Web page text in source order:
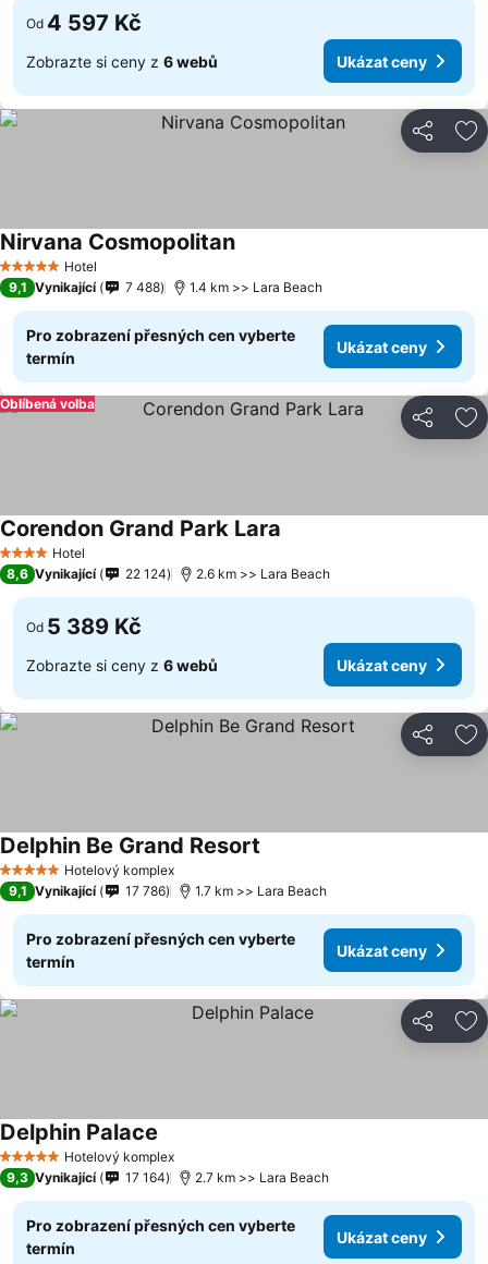
Od 4 597 Kč
Zobrazte si ceny z 6 webů Ukázat ceny
Sdílet
5 Počet hvězdiček
Hotel
Nirvana CosmopolitanUkázat ceny
9,1 Vynikající 7 488 1.4 km >> Lara Beach
Pro zobrazení přesných cen vyberte
termín
Ukázat ceny
Sdílet
Oblíbená volba
4 Počet hvězdiček
Hotel
Corendon Grand Park Lara
8,6 Vynikající 22 124 2.6 km >> Lara Beach
Od 5 389 Kč
Zobrazte si ceny z 6 webů Ukázat ceny
Sdílet
5 Počet hvězdičekHotelový komplex
Delphin Be Grand Resort
9,1 Vynikající 17 786 1.7 km >> Lara Beach
Pro zobrazení přesných cen vyberte
termín
Ukázat ceny
Sdílet
5 Počet hvězdičekHotelový komplex
Delphin Palace
9,3 Vynikající 17 164 2.7 km >> Lara Beach
Pro zobrazení přesných cen vyberte
termín
Ukázat ceny